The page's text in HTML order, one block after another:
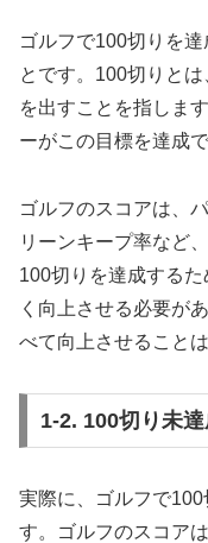
ゴルフで100切りを
とです。100切りと
を出すことを指しま
ーがこの目標を達成
ゴルフのスコアは、
リーンキープ率など
100切りを達成する
く向上させる必要が
べて向上させること
1-2. 100切り未
実際に、ゴルフで
す。ゴルフのスコア